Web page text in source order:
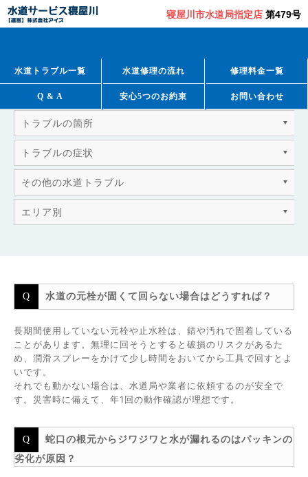
寝屋川市水道局指定店 第479号
水道トラブル一覧 水道修理の流れ 修理料金一覧
Q & A 安心5つのお約束 お問い合わせ
トラブルの箇所
トラブルの症状
その他の水道トラブル
エリア別
水道の元栓が固くて回らない場合はどうすれば？
長期間使用していない元栓や止水栓は、錆や汚れで固着している
ことがあります。無理に回そうとすると破損のリスクがあるた
め、潤滑スプレーをかけて少し時間をおいてから工具で回すとよ
いです。
それでも動かない場合は、水道局や業者に依頼するのが安全で
す。災害時に備えて、年1回の動作確認が理想です。
蛇口の根元からジワジワと水が漏れるのはパッキンの
劣化が原因？